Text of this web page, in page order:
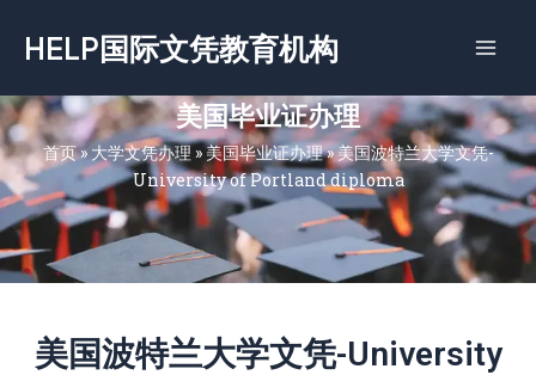
容
HELP国际文凭教育机构
美国毕业证办理
首页»大学文凭办理»美国毕业证办理»美国波特兰大学文凭-
University of Portland diploma
美国波特兰大学文凭-University